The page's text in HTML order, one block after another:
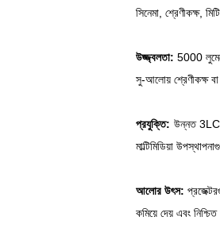
সিনেমা, শ্রেণীকক্ষ,
উজ্জ্বলতা: 5000
সু-আলোয় শ্রেণীকক্ষ বা
প্রযুক্তি: উন্নত
মাল্টিমিডিয়া
আলোর উৎস:
কমিয়ে দেয় এবং